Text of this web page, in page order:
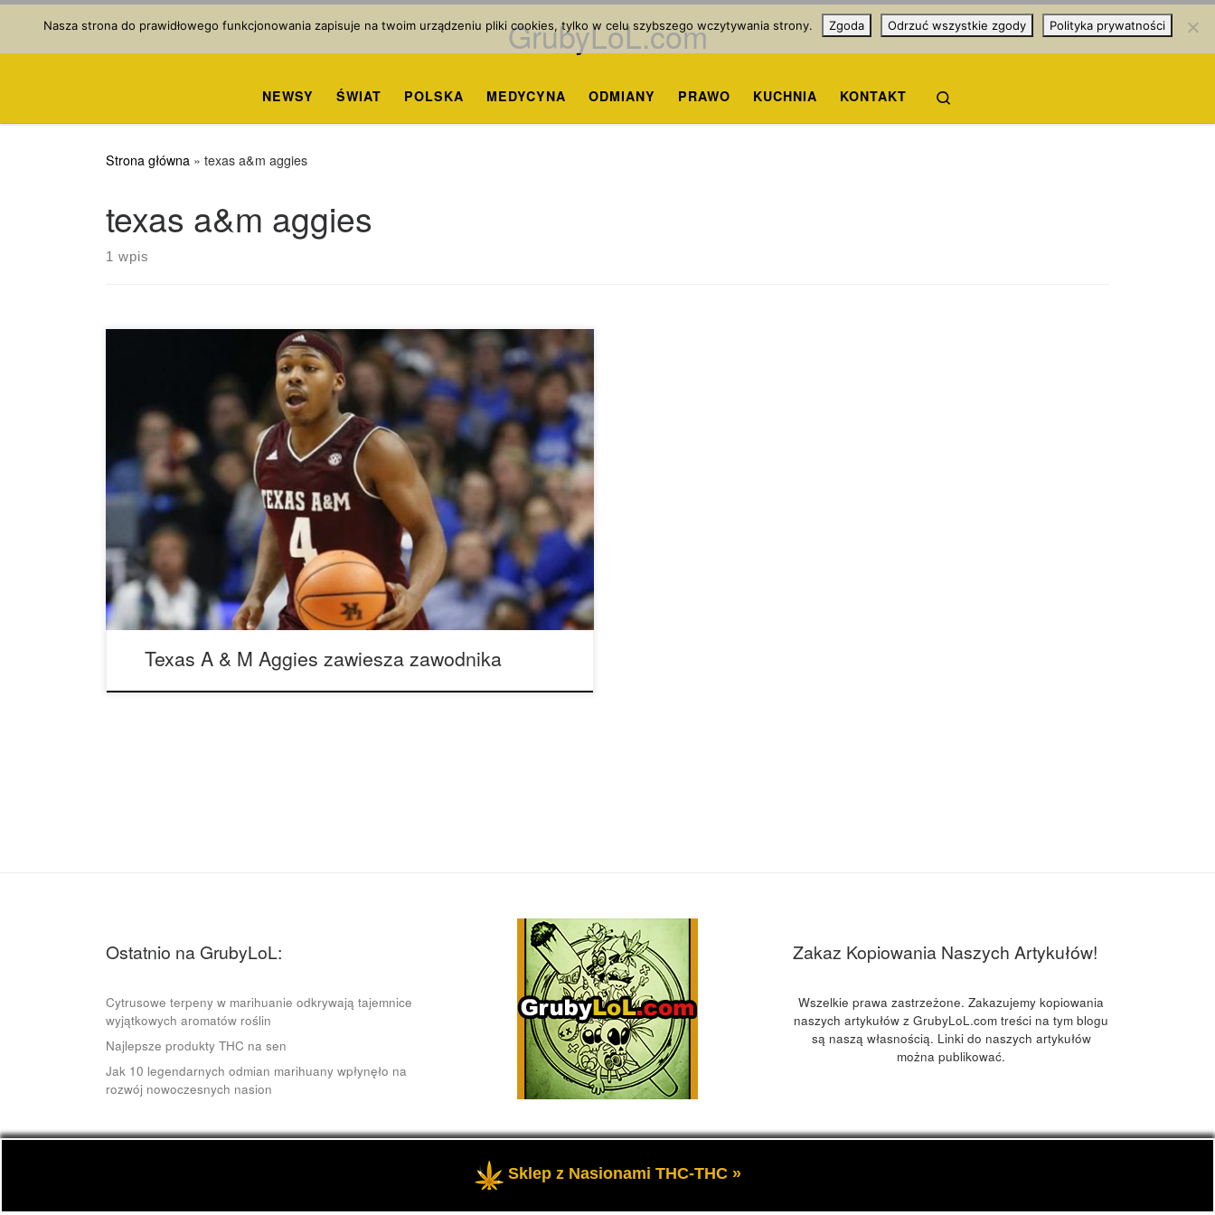
Przejdź do treści GrubyLoL.com
NEWSY ŚWIAT POLSKA MEDYCYNA ODMIANY PRAWO KUCHNIA KONTAKT
Strona główna » texas a&m aggies
texas a&m aggies
1 wpis
Jak mówi Dallas Morning News’ Ben Baby, Texas A & M Aggies odwołało ze
startu nowego zawodnika JJ Caldwella, a także zawiesiło Jay Jay Chandlera.
Decyzja szkoły została podjęta po aresztowaniu obu graczy w niedzielę i
oskarżeniu ich o posiadanie marihuany. Gracze mieli przy sobie mniej niż dwie
uncje marihuany. […]
Texas A & M Aggies zawiesza zawodnika
Ostatnio na GrubyLoL:
Cytrusowe terpeny w marihuanie odkrywają tajemnice
wyjątkowych aromatów roślin
Najlepsze produkty THC na sen
Jak 10 legendarnych odmian marihuany wpłynęło na
rozwój nowoczesnych nasion
Zakaz Kopiowania Naszych Artykułów!
Wszelkie prawa zastrzeżone. Zakazujemy kopiowania
naszych artykułów z GrubyLoL.com treści na tym blogu
są naszą własnością. Linki do naszych artykułów
można publikować.
- Przedstawia informacje o marihuanie, czyli cannabis blog, kuchnia konopna i wiele innych.
Nasza strona do prawidłowego funkcjonowania zapisuje na twoim urządzeniu pliki cookies, tylko w celu szybszego wczytywania strony. Zgoda Odrzuć wszystkie zgody Polityka prywatności
Sklep z Nasionami THC-THC »